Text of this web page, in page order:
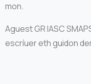
mon.
Aguest GR IASC
escríuer eth guidon